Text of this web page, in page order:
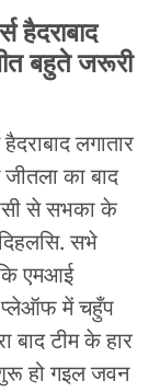
हैदराबाद
बहुते जरूरी
लगातार
का बाद
से सभका के
सभे
एमआई
में चहुँप
बाद टीम के हार
हो गइल जवन